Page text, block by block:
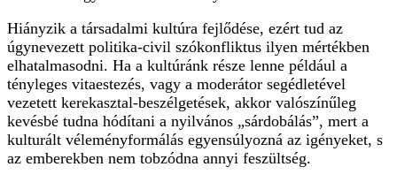
Hiányzik a társadalmi kultúra fejlődése, ezért tud az
úgynevezett politika-civil szókonfliktus ilyen mértékben
elhatalmasodni. Ha a kultúránk része lenne például a
tényleges vitaestezés, vagy a moderátor segédletével
vezetett kerekasztal-beszélgetések, akkor valószínűleg
kevésbé tudna hódítani a nyilvános „sárdobálás”, mert a
kulturált véleményformálás egyensúlyozná az igényeket, s
az emberekben nem tobzódna annyi feszültség.